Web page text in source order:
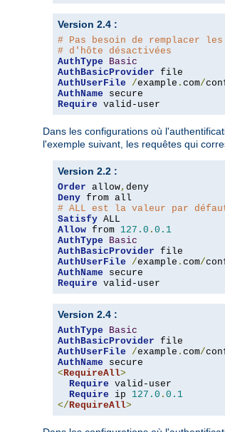
Version 2.4 :
# Pas besoin de remplacer
# d'hôte désactivées
AuthType
Basic
AuthBasicProvider
AuthUserFile
/example . com/
AuthName
Require valid-user
Dans les configurations où
l'exemple suivant, les requêtes qui
Version 2.2 :
Order allow,
Deny
# ALL est la valeur par
Satisfy
Allow from 127.0 . 0.1
AuthType
Basic
AuthBasicProvider
AuthUserFile
/example . com/
AuthName
Require valid-user
Version 2.4 :
AuthType
Basic
AuthBasicProvider
AuthUserFile
/example . com/
AuthName
<RequireAll>
Require valid-user
Require ip 127.0 . 0.1
</RequireAll>